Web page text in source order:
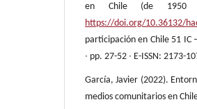
en Chile (de 1950
https://doi.org/10.36132/
participación en Chile 51 IC
∙ pp. 27-52 ∙ E-ISSN: 2173-
García, Javier (2022).
medios comunitarios en